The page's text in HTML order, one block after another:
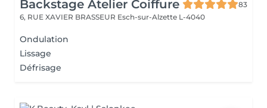
Backstage Atelier Coiffure
83
6, RUE XAVIER BRASSEUR Esch-sur-Alzette L-4040
Ondulation
Lissage
Défrisage